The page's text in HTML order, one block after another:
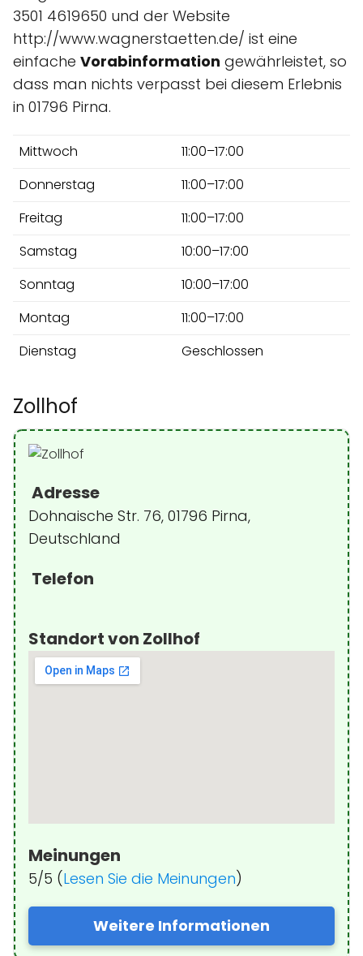
3501 4619650 und der Website
http://www.wagnerstaetten.de/ ist eine
einfache Vorabinformation gewährleistet, so
dass man nichts verpasst bei diesem Erlebnis
in 01796 Pirna.
Mittwoch
11:00–17:00
Donnerstag
11:00–17:00
Freitag
11:00–17:00
Samstag
10:00–17:00
Sonntag
10:00–17:00
Montag
11:00–17:00
Dienstag
Geschlossen
Zollhof
Adresse
Dohnaische Str. 76, 01796 Pirna,
Deutschland
Telefon
Standort von Zollhof
Meinungen
5/5 (Lesen Sie die Meinungen)
Weitere Informationen